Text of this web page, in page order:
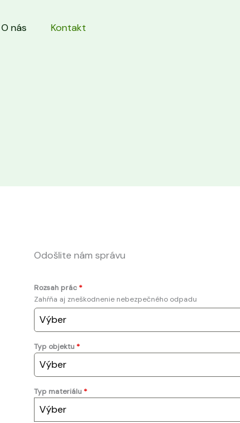
O nás Kontakt
Odošlite nám správu
Rozsah prác*
Zahŕňa aj zneškodnenie nebezpečného odpadu
Výber
Typ objektu*
Výber
Typ materiálu*
Výber